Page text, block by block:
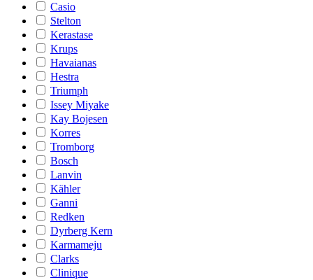
Casio
Stelton
Kerastase
Krups
Havaianas
Hestra
Triumph
Issey Miyake
Kay Bojesen
Korres
Tromborg
Bosch
Lanvin
Kähler
Ganni
Redken
Dyrberg Kern
Karmameju
Clarks
Clinique